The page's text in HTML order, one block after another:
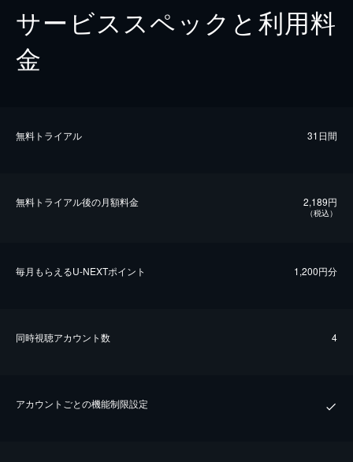
サービススペックと利用料
金
無料トライアル 31日間
無料トライアル後の⽉額料金 2,189円
（税込）
毎⽉もらえるU-NEXTポイント 1,200円分
同時視聴アカウント数 4
アカウントごとの機能制限設定